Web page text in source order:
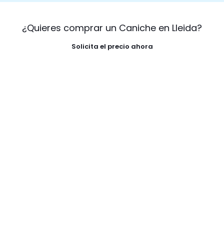
¿Quieres comprar un Caniche en Lleida?
Solicita el precio ahora